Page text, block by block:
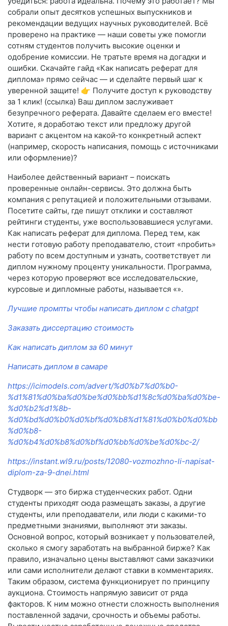
собрали опыт десятков успешных выпускников и
рекомендации ведущих научных руководителей. Всё
проверено на практике — наши советы уже помогли
сотням студентов получить высокие оценки и
одобрение комиссии. Не тратьте время на догадки и
ошибки. Скачайте гайд «Как написать реферат для
диплома» прямо сейчас — и сделайте первый шаг к
уверенной защите! 👉 Получите доступ к руководству
за 1 клик! (ссылка) Ваш диплом заслуживает
безупречного реферата. Давайте сделаем его вместе!
Хотите, я доработаю текст или предложу другой
вариант с акцентом на какой‑то конкретный аспект
(например, скорость написания, помощь с источниками
или оформление)?
Наиболее действенный вариант – поискать
проверенные онлайн-сервисы. Это должна быть
компания с репутацией и положительными отзывами.
Посетите сайты, где пишут отклики и составляют
рейтинги студенты, уже воспользовавшиеся услугами.
Как написать реферат для диплома. Перед тем, как
нести готовую работу преподавателю, стоит «пробить»
работу по всем доступным и узнать, соответствует ли
диплом нужному проценту уникальности. Программа,
через которую проверяют все исследовательские,
курсовые и дипломные работы, называется «».
Лучшие промпты чтобы написать диплом с chatgpt
Заказать диссертацию стоимость
Как написать диплом за 60 минут
Написать диплом в самаре
https://icimodels.com/advert/%d0%b7%d0%b0-
%d1%81%d0%ba%d0%be%d0%bb%d1%8c%d0%ba%d0%be-
%d0%b2%d1%8b-
%d0%bd%d0%b0%d0%bf%d0%b8%d1%81%d0%b0%d0%bb
%d0%b8-
%d0%b4%d0%b8%d0%bf%d0%bb%d0%be%d0%bc-2/
https://instant.wl9.ru/posts/12080-vozmozhno-li-napisat-
diplom-za-9-dnei.html
Студворк — это биржа студенческих работ. Одни
студенты приходят сюда размещать заказы, а другие
студенты, или преподаватели, или люди с какими-то
предметными знаниями, выполняют эти заказы.
Основной вопрос, который возникает у пользователей,
сколько я смогу заработать на выбранной бирже? Как
правило, изначально цены выставляют сами заказчики
или сами исполнители делают ставки в комментариях.
Таким образом, система функционирует по принципу
аукциона. Стоимость напрямую зависит от ряда
факторов. К ним можно отнести сложность выполнения
поставленной задачи, срочность и объемы работы.